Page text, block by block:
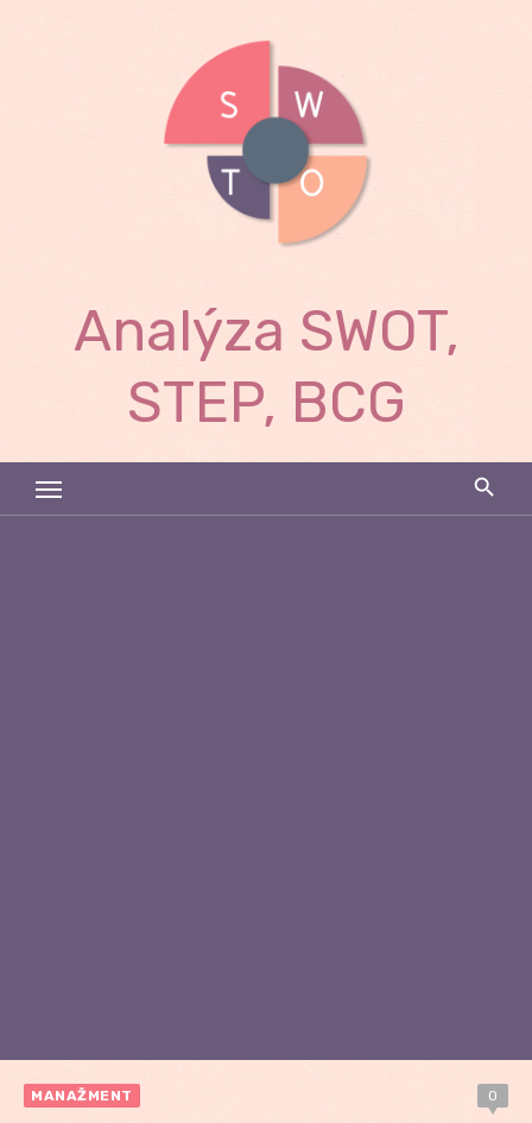
Analýza SWOT,
STEP, BCG
MANAŽMENT 0